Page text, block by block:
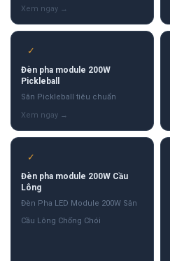
✓
Đèn pha module 200W
Pickleball
Sân Pickleball tiêu chuẩn
✓
Đèn pha module 200W Cầu
Lông
Đèn Pha LED Module 200W Sân
Cầu Lông Chống Chói